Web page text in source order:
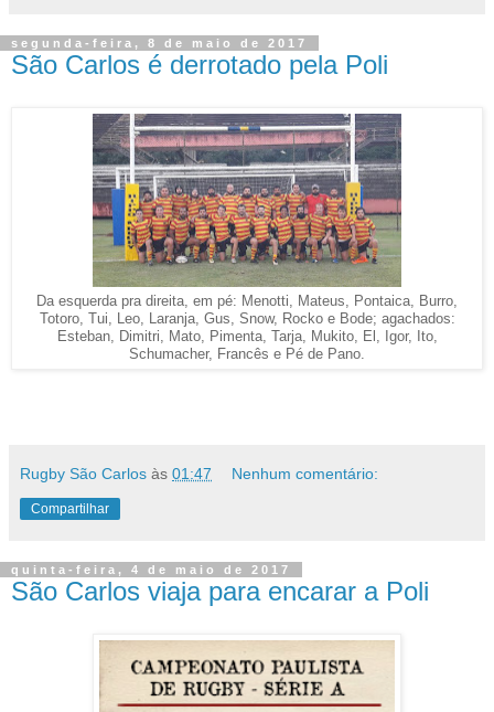
segunda-feira, 8 de maio de 2017
São Carlos é derrotado pela Poli
Da esquerda pra direita, em pé: Menotti, Mateus, Pontaica, Burro,
Totoro, Tui, Leo, Laranja, Gus, Snow, Rocko e Bode; agachados:
Esteban, Dimitri, Mato, Pimenta, Tarja, Mukito, El, Igor, Ito,
Schumacher, Francês e Pé de Pano.
Rugby São Carlos às 01:47 Nenhum comentário:
Compartilhar
quinta-feira, 4 de maio de 2017
São Carlos viaja para encarar a Poli